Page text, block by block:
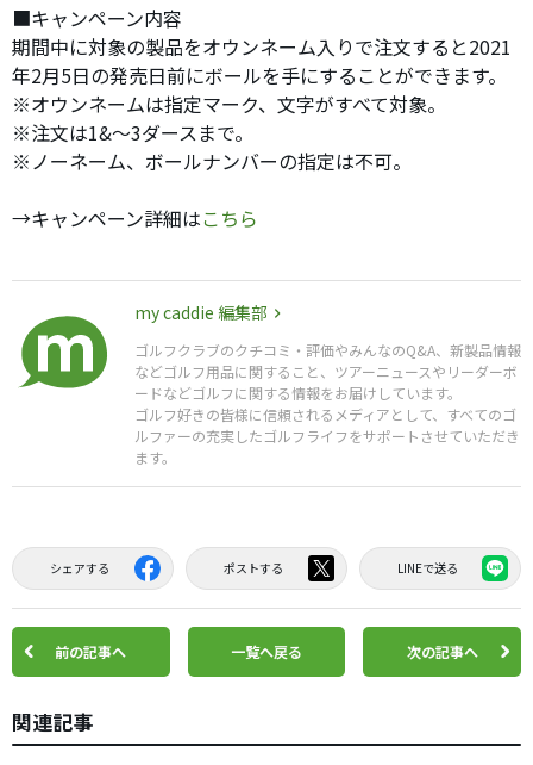
■キャンペーン内容
期間中に対象の製品をオウンネーム入りで注文すると2021
年2月5日の発売日前にボールを手にすることができます。
※オウンネームは指定マーク、文字がすべて対象。
※注文は1&〜3ダースまで。
※ノーネーム、ボールナンバーの指定は不可。
→キャンペーン詳細はこちら
my caddie 編集部
ゴルフクラブのクチコミ・評価やみんなのQ&A、新製品情報
などゴルフ用品に関すること、ツアーニュースやリーダーボ
ードなどゴルフに関する情報をお届けしています。
ゴルフ好きの皆様に信頼されるメディアとして、すべてのゴ
ルファーの充実したゴルフライフをサポートさせていただき
ます。
シェアする ポストする LINEで送る
前の記事へ 一覧へ戻る 次の記事へ
関連記事